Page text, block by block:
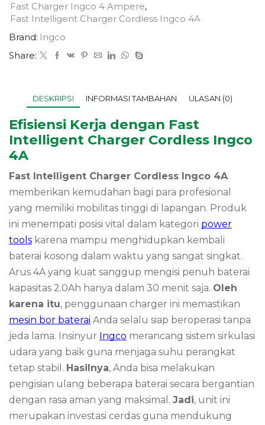
Fast Charger Ingco 4 Ampere,
Fast Intelligent Charger Cordless Ingco 4A
Brand: Ingco
Share:
DESKRIPSI INFORMASI TAMBAHAN ULASAN (0)
Efisiensi Kerja dengan Fast
Intelligent Charger Cordless Ingco
4A
Fast Intelligent Charger Cordless Ingco 4A
memberikan kemudahan bagi para profesional
yang memiliki mobilitas tinggi di lapangan. Produk
ini menempati posisi vital dalam kategori power
tools karena mampu menghidupkan kembali
baterai kosong dalam waktu yang sangat singkat.
Arus 4A yang kuat sanggup mengisi penuh baterai
kapasitas 2.0Ah hanya dalam 30 menit saja. Oleh
karena itu, penggunaan charger ini memastikan
mesin bor baterai Anda selalu siap beroperasi tanpa
jeda lama. Insinyur Ingco merancang sistem sirkulasi
udara yang baik guna menjaga suhu perangkat
tetap stabil. Hasilnya, Anda bisa melakukan
pengisian ulang beberapa baterai secara bergantian
dengan rasa aman yang maksimal. Jadi, unit ini
merupakan investasi cerdas guna mendukung